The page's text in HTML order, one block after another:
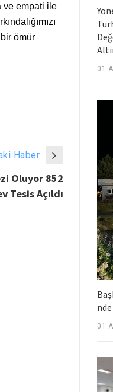
ve empati ile
ömür
Haber
Oluyor 852
Tesis Açıldı
01
01